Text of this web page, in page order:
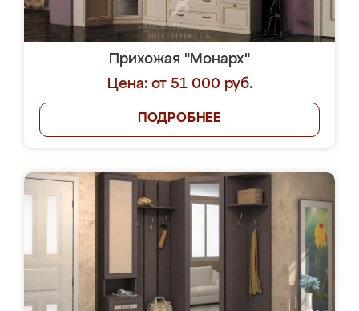
Прихожая "Монарх"
Цена: от 51 000 руб.
ПОДРОБНЕЕ